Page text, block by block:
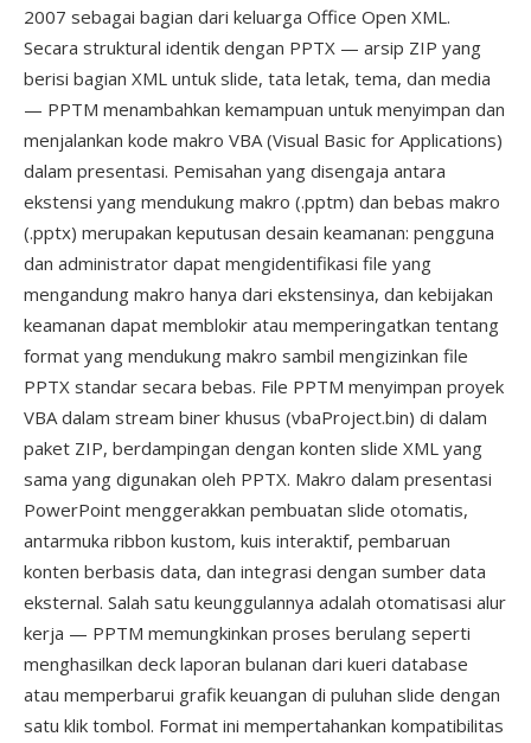
2007 sebagai bagian dari keluarga Office Open XML.
Secara struktural identik dengan PPTX — arsip ZIP yang
berisi bagian XML untuk slide, tata letak, tema, dan media
— PPTM menambahkan kemampuan untuk menyimpan dan
menjalankan kode makro VBA (Visual Basic for Applications)
dalam presentasi. Pemisahan yang disengaja antara
ekstensi yang mendukung makro (.pptm) dan bebas makro
(.pptx) merupakan keputusan desain keamanan: pengguna
dan administrator dapat mengidentifikasi file yang
mengandung makro hanya dari ekstensinya, dan kebijakan
keamanan dapat memblokir atau memperingatkan tentang
format yang mendukung makro sambil mengizinkan file
PPTX standar secara bebas. File PPTM menyimpan proyek
VBA dalam stream biner khusus (vbaProject.bin) di dalam
paket ZIP, berdampingan dengan konten slide XML yang
sama yang digunakan oleh PPTX. Makro dalam presentasi
PowerPoint menggerakkan pembuatan slide otomatis,
antarmuka ribbon kustom, kuis interaktif, pembaruan
konten berbasis data, dan integrasi dengan sumber data
eksternal. Salah satu keunggulannya adalah otomatisasi alur
kerja — PPTM memungkinkan proses berulang seperti
menghasilkan deck laporan bulanan dari kueri database
atau memperbarui grafik keuangan di puluhan slide dengan
satu klik tombol. Format ini mempertahankan kompatibilitas